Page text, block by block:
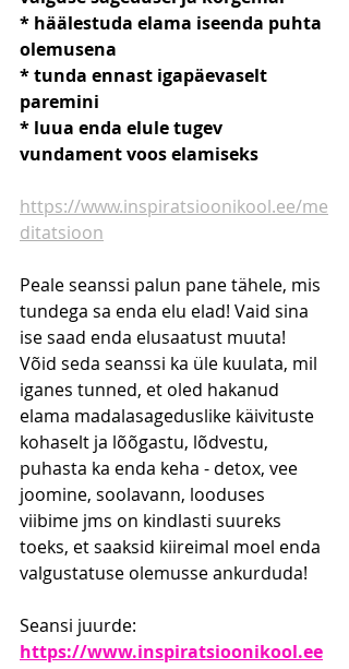
* häälestuda elama iseenda puhta
olemusena
* tunda ennast igapäevaselt
paremini
* luua enda elule tugev
vundament voos elamiseks
https://www.inspiratsioonikool.ee/me
ditatsioon
Peale seanssi palun pane tähele, mis
tundega sa enda elu elad! Vaid sina
ise saad enda elusaatust muuta!
Võid seda seanssi ka üle kuulata, mil
iganes tunned, et oled hakanud
elama madalasageduslike käivituste
kohaselt ja lõõgastu, lõdvestu,
puhasta ka enda keha - detox, vee
joomine, soolavann, looduses
viibime jms on kindlasti suureks
toeks, et saaksid kiireimal moel enda
valgustatuse olemusse ankurduda!
Seansi juurde:
https://www.inspiratsioonikool.ee